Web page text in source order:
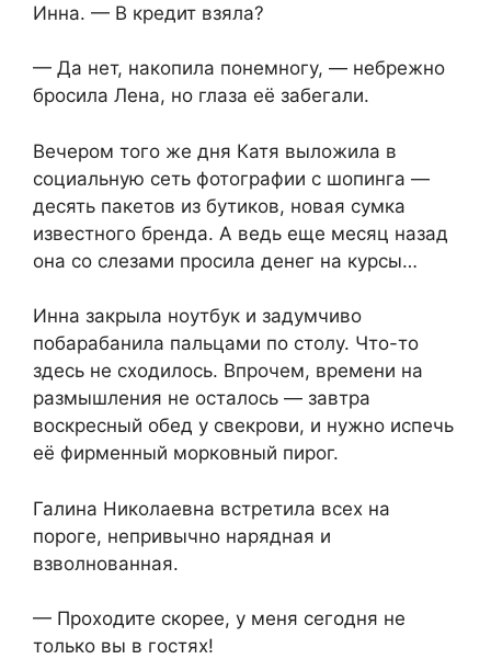
Инна. — В кредит взяла?
— Да нет, накопила понемногу, — небрежно
бросила Лена, но глаза её забегали.
Вечером того же дня Катя выложила в
социальную сеть фотографии с шопинга —
десять пакетов из бутиков, новая сумка
известного бренда. А ведь еще месяц назад
она со слезами просила денег на курсы…
Инна закрыла ноутбук и задумчиво
побарабанила пальцами по столу. Что-то
здесь не сходилось. Впрочем, времени на
размышления не осталось — завтра
воскресный обед у свекрови, и нужно испечь
её фирменный морковный пирог.
Галина Николаевна встретила всех на
пороге, непривычно нарядная и
взволнованная.
— Проходите скорее, у меня сегодня не
только вы в гостях!